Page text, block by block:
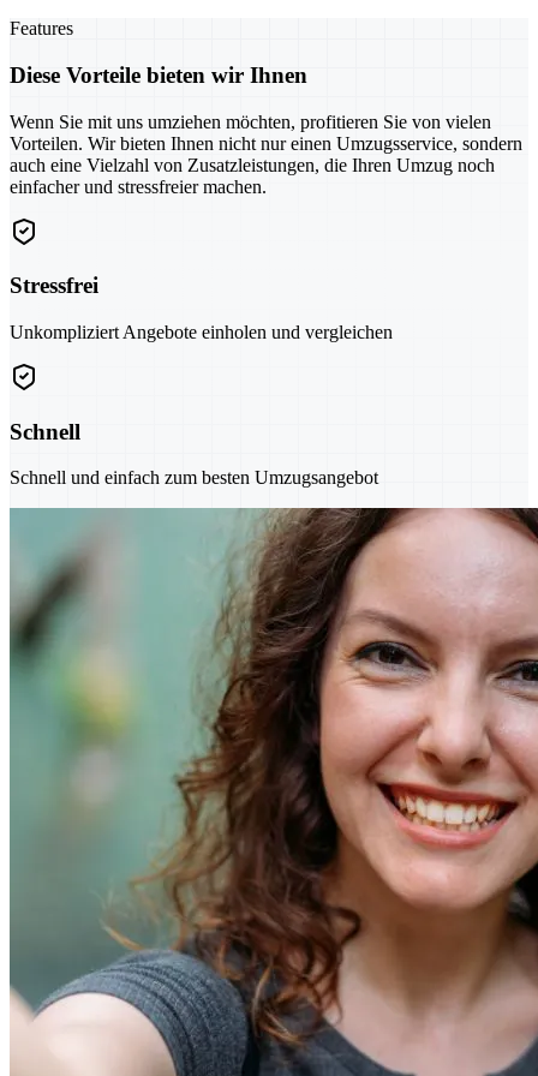
Features
Diese Vorteile bieten wir Ihnen
Wenn Sie mit uns umziehen möchten, profitieren Sie von vielen
Vorteilen. Wir bieten Ihnen nicht nur einen Umzugsservice, sondern
auch eine Vielzahl von Zusatzleistungen, die Ihren Umzug noch
einfacher und stressfreier machen.
Stressfrei
Unkompliziert Angebote einholen und vergleichen
Schnell
Schnell und einfach zum besten Umzugsangebot